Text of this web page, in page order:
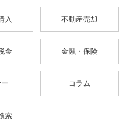
入 不動産売却
金 金融・保険
コラム
索